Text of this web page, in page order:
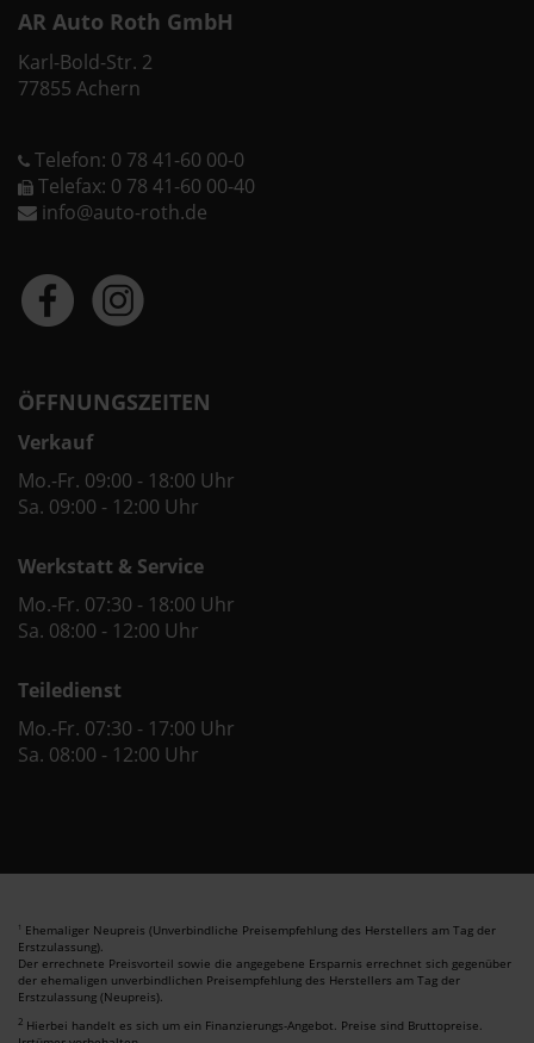
AR Auto Roth GmbH
Karl-Bold-Str. 2
77855 Achern
Telefon: 0 78 41-60 00-0
Telefax: 0 78 41-60 00-40
info@auto-roth.de
ÖFFNUNGSZEITEN
Verkauf
Mo.-Fr. 09:00 - 18:00 Uhr
Sa. 09:00 - 12:00 Uhr
Werkstatt & Service
Mo.-Fr. 07:30 - 18:00 Uhr
Sa. 08:00 - 12:00 Uhr
Teiledienst
Mo.-Fr. 07:30 - 17:00 Uhr
Sa. 08:00 - 12:00 Uhr
1 Ehemaliger Neupreis (Unverbindliche Preisempfehlung des Herstellers am Tag der
Erstzulassung).
Der errechnete Preisvorteil sowie die angegebene Ersparnis errechnet sich gegenüber
der ehemaligen unverbindlichen Preisempfehlung des Herstellers am Tag der
Erstzulassung (Neupreis).
2 Hierbei handelt es sich um ein Finanzierungs-Angebot. Preise sind Bruttopreise.